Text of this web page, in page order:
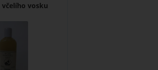
včelího vosku